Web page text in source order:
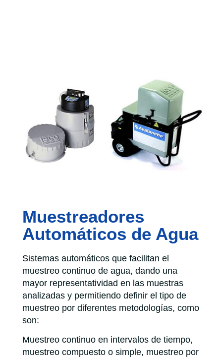
Muestreadores
Automáticos de Agua
Sistemas automáticos que facilitan el
muestreo continuo de agua, dando una
mayor representatividad en las muestras
analizadas y permitiendo definir el tipo de
muestreo por diferentes metodologías, como
son:
Muestreo continuo en intervalos de tiempo,
muestreo compuesto o simple, muestreo por